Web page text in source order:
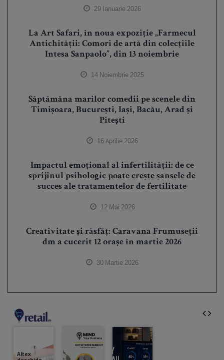
29 Ianuarie 2026
La Art Safari, în noua expoziție „Farmecul
Antichității: Comori de artă din colecțiile
Intesa Sanpaolo”, din 13 noiembrie
14 Noiembrie 2025
Săptămâna marilor comedii pe scenele din
Timișoara, București, Iași, Bacău, Arad și
Pitești
16 Aprilie 2026
Impactul emoțional al infertilității: de ce
sprijinul psihologic poate crește șansele de
succes ale tratamentelor de fertilitate
12 Mai 2026
Creativitate și răsfăț: Caravana Frumuseții
dm a cucerit 12 orașe în martie 2026
30 Martie 2026